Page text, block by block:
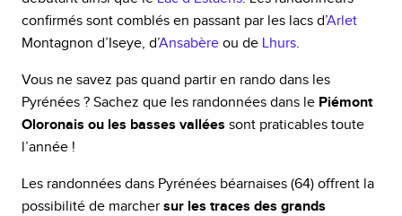
confirmés sont comblés en passant par les lacs d’Arlet
Montagnon d’Iseye, d’Ansabère ou de Lhurs.
Vous ne savez pas quand partir en rando dans les
Pyrénées ? Sachez que les randonnées dans le Piémont
Oloronais ou les basses vallées sont praticables toute
l’année !
Les randonnées dans Pyrénées béarnaises (64) offrent la
possibilité de marcher sur les traces des grands